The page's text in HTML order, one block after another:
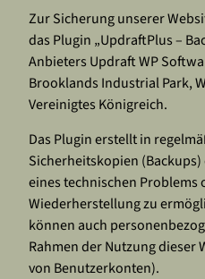
Zur Sicherung unserer
das Plugin „UpdraftPlus –
Anbieters Updraft WP
Brooklands Industrial Park,
Vereinigtes Königreich.
Das Plugin erstellt in
Sicherheitskopien
eines technischen Problems
Wiederherstellung zu
können auch
Rahmen der Nutzung dieser
von Benutzerkonten).